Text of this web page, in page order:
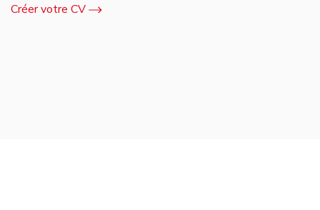
Créer votre CV